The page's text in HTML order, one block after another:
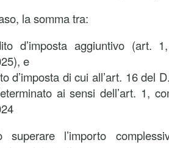
la somma tra:
d’imposta aggiuntivo (art.
e
d’imposta di cui all’art. 16 del
ai sensi dell’art. 1,
superare l’importo